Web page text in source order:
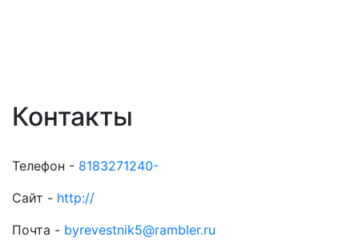
Контакты
Телефон - 8183271240-
Сайт - http://
Почта - byrevestnik5@rambler.ru